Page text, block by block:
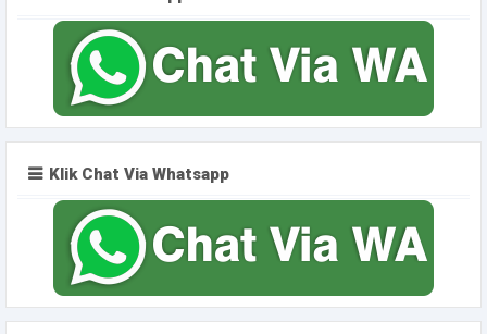
Klik Chat Via Whatsapp